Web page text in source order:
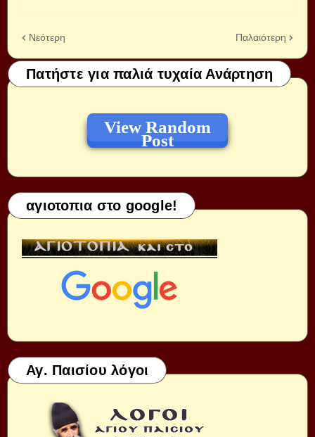
Νεότερη Παλαιότερη
Πατήστε για παλιά τυχαία Ανάρτηση
View Random
Post
αγιοτοπια στο google!
Αγ. Παισίου λόγοι